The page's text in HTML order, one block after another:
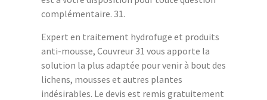
complémentaire. 31.
Expert en traitement hydrofuge et produits
anti-mousse, Couvreur 31 vous apporte la
solution la plus adaptée pour venir à bout des
lichens, mousses et autres plantes
indésirables. Le devis est remis gratuitement